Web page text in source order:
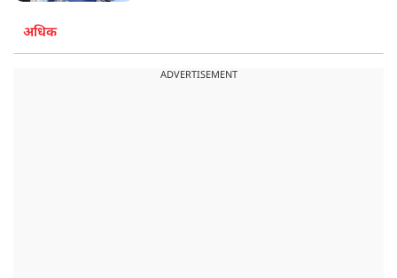
अधिक
ADVERTISEMENT